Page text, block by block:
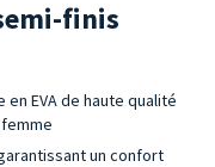
finis
EVA de haute qualité
un confort